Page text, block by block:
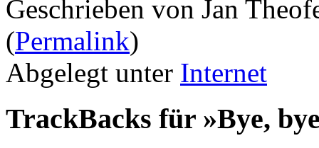
Geschrieben von Jan
(Permalink)
Abgelegt unter Internet
TrackBacks für »Bye,